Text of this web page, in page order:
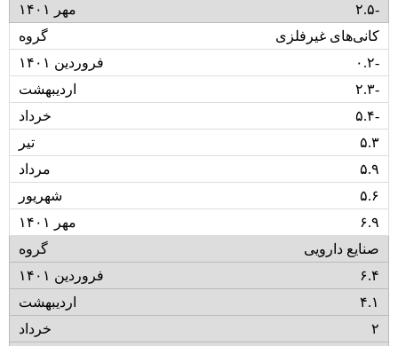
۲.۵-
کانی‌های غیرفلزی
۰.۲-
۲.۳-
۵.۴-
۵.۳
۵.۹
۵.۶
۶.۹
صنایع دارویی
۶.۴
۴.۱
۲